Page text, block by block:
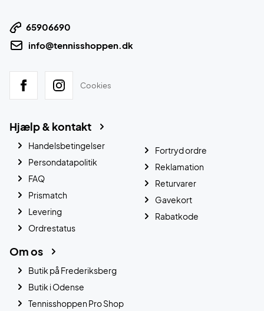
65906690
info@tennisshoppen.dk
Cookies
Hjælp & kontakt
Handelsbetingelser
Persondatapolitik
FAQ
Prismatch
Levering
Ordrestatus
Fortryd ordre
Reklamation
Returvarer
Gavekort
Rabatkode
Om os
Butik på Frederiksberg
Butik i Odense
Tennisshoppen Pro Shop